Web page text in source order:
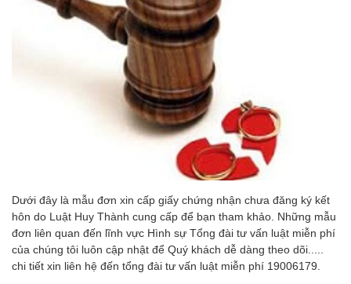
Dưới đây là mẫu đơn xin cấp giấy chứng nhận chưa đăng ký kết
hôn do Luật Huy Thành cung cấp để bạn tham khảo. Những mẫu
đơn liên quan đến lĩnh vực Hình sự Tổng đài tư vấn luật miễn phí
của chúng tôi luôn cập nhật để Quý khách dễ dàng theo dõi.....
chi tiết xin liên hệ đến tổng đài tư vấn luật miễn phí 19006179.